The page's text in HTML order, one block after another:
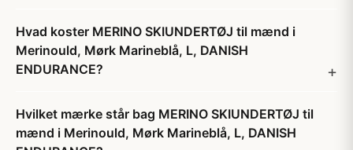
Hvad koster MERINO SKIUNDERTØJ til mænd i
Merinould, Mørk Marineblå, L, DANISH
ENDURANCE?
Hvilket mærke står bag MERINO SKIUNDERTØJ til
mænd i Merinould, Mørk Marineblå, L, DANISH